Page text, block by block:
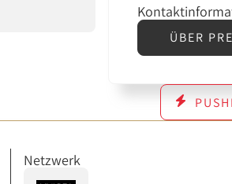
ÜBER
Netzwerk